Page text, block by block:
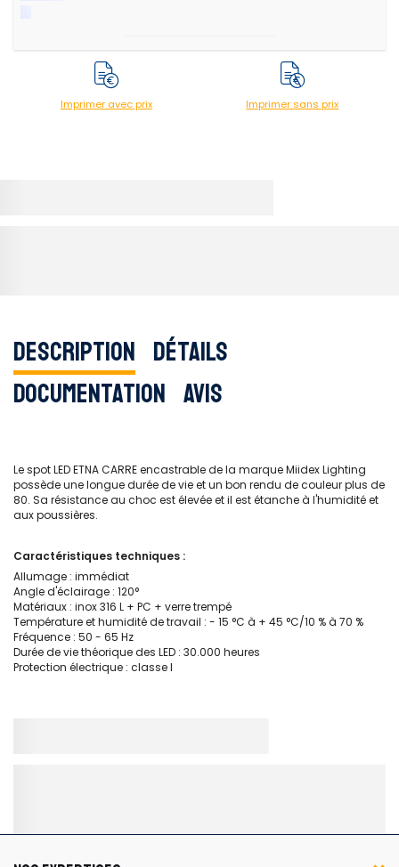
Imprimer avec prix Imprimer sans prix
Description Détails
Documentation Avis
Le spot LED ETNA CARRE encastrable de la marque Miidex Lighting
possède une longue durée de vie et un bon rendu de couleur plus de
80. Sa résistance au choc est élevée et il est étanche à l'humidité et
aux poussières.
Caractéristiques techniques :
Allumage : immédiat
Angle d'éclairage : 120°
Matériaux : inox 316 L + PC + verre trempé
Température et humidité de travail : - 15 °C à + 45 °C/10 % à 70 %
Fréquence : 50 - 65 Hz
Durée de vie théorique des LED : 30.000 heures
Protection électrique : classe I